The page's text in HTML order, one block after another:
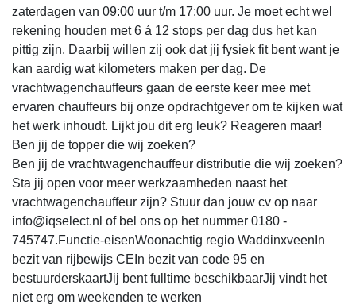
zaterdagen van 09:00 uur t/m 17:00 uur. Je moet echt wel
rekening houden met 6 á 12 stops per dag dus het kan
pittig zijn. Daarbij willen zij ook dat jij fysiek fit bent want je
kan aardig wat kilometers maken per dag. De
vrachtwagenchauffeurs gaan de eerste keer mee met
ervaren chauffeurs bij onze opdrachtgever om te kijken wat
het werk inhoudt. Lijkt jou dit erg leuk? Reageren maar!
Ben jij de topper die wij zoeken?
Ben jij de vrachtwagenchauffeur distributie die wij zoeken?
Sta jij open voor meer werkzaamheden naast het
vrachtwagenchauffeur zijn? Stuur dan jouw cv op naar
info@iqselect.nl of bel ons op het nummer 0180 -
745747.Functie-eisenWoonachtig regio WaddinxveenIn
bezit van rijbewijs CEIn bezit van code 95 en
bestuurderskaartJij bent fulltime beschikbaarJij vindt het
niet erg om weekenden te werken